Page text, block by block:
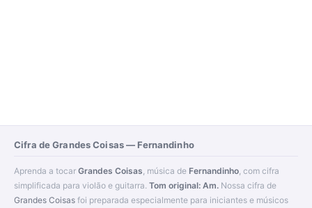
Cifra de Grandes Coisas — Fernandinho
Aprenda a tocar Grandes Coisas , música de Fernandinho , com cifra
simplificada para violão e guitarra. Tom original: Am. Nossa cifra de
Grandes Coisas foi preparada especialmente para iniciantes e músicos